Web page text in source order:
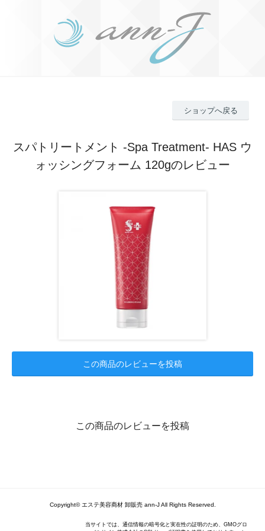
ショップへ戻る
スパトリートメント -Spa Treatment- HAS ウ
ォッシングフォーム 120gのレビュー
この商品のレビューを投稿
この商品のレビューを投稿
Copyright© エステ美容商材 卸販売 ann-J All Rights Reserved.
当サイトでは、通信情報の暗号化と実在性の証明のため、GMOグロ